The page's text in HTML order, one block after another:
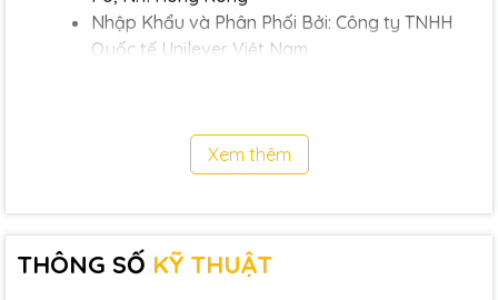
Nhập Khẩu và Phân Phối Bởi: Công ty TNHH
Quốc tế Unilever Việt Nam
Chi, Thành phố Hồ Chí Minh, Việt Nam
Hướng dẫn thay lõi lọc Pureit
Tanka UR3140
Lưu ý: Vui lòng khóa van nước và ngắt nguồn điện trước
Xem thêm
THÔNG SỐ KỸ THUẬT